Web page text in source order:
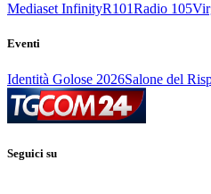
Mediaset InfinityR101Radio 105
Eventi
Identità Golose 2026Salone del
Seguici su